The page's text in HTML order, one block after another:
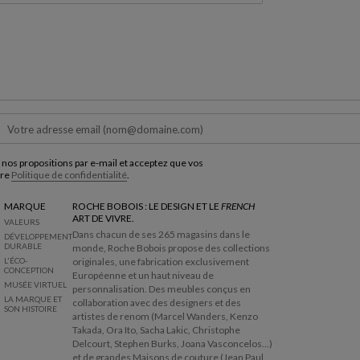
propositions par e-mail et acceptez que vos
Politique de confidentialité
MARQUE
VALEURS
DÉVELOPPEMENT
DURABLE
L'ÉCO-
CONCEPTION
MUSÉE VIRTUEL
LA MARQUE ET
SON HISTOIRE
ROCHE BOBOIS : LE DESIGN ET LE FRENCH
ART DE VIVRE.
Dans chacun de ses 265 magasins dans le
monde, Roche Bobois propose des collections
originales, une fabrication exclusivement
Européenne et un haut niveau de
personnalisation. Des meubles conçus en
collaboration avec des designers et des
artistes de renom (Marcel Wanders, Kenzo
Takada, Ora Ito, Sacha Lakic, Christophe
Delcourt, Stephen Burks, Joana Vasconcelos...)
et de grandes Maisons de couture (Jean Paul